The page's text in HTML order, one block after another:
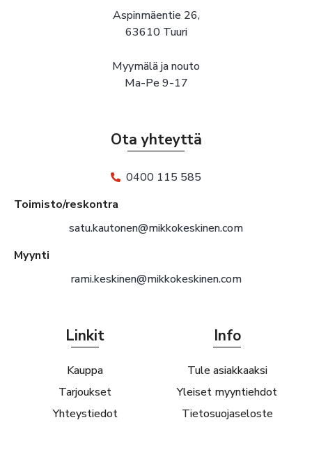
Aspinmäentie 26,
63610 Tuuri
Myymälä ja nouto
Ma-Pe 9-17
Ota yhteyttä
0400 115 585
Toimisto/reskontra
satu.kautonen@mikkokeskinen.com
Myynti
rami.keskinen@mikkokeskinen.com
Linkit
Kauppa
Tarjoukset
Yhteystiedot
Info
Tule asiakkaaksi
Yleiset myyntiehdot
Tietosuojaseloste